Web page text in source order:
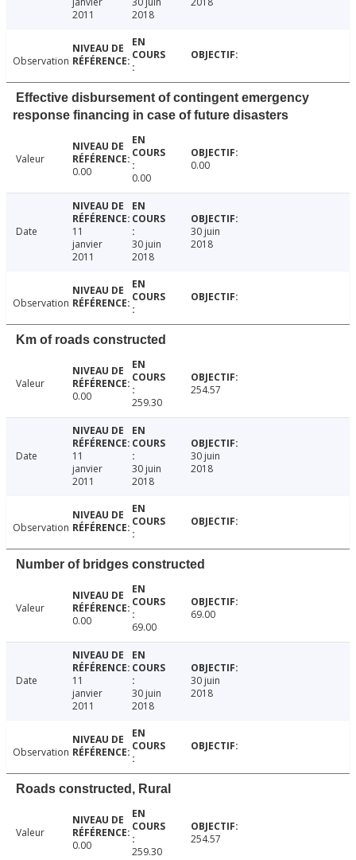
2011
2018
Observation
Effective disbursement of contingent emergency
response financing in case of future disasters
Valeur
0.00
0.00
0.00
Date
11
janvier
2011
30 juin
2018
30 juin
2018
Observation
Km of roads constructed
Valeur
0.00
259.30
254.57
Date
11
janvier
2011
30 juin
2018
30 juin
2018
Observation
Number of bridges constructed
Valeur
0.00
69.00
69.00
Date
11
janvier
2011
30 juin
2018
30 juin
2018
Observation
Roads constructed, Rural
Valeur
0.00
259.30
254.57